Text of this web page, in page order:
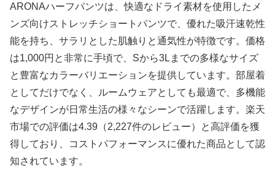
ARONAハーフパンツは、快適なドライ素材を使用したメ
ンズ向けストレッチショートパンツで、優れた吸汗速乾性
能を持ち、サラリとした肌触りと通気性が特徴です。価格
は1,000円と非常に手頃で、Sから3Lまでの多様なサイズ
と豊富なカラーバリエーションを提供しています。部屋着
としてだけでなく、ルームウェアとしても最適で、多機能
なデザインが日常生活の様々なシーンで活躍します。楽天
市場での評価は4.39（2,227件のレビュー）と高評価を獲
得しており、コストパフォーマンスに優れた商品として認
知されています。